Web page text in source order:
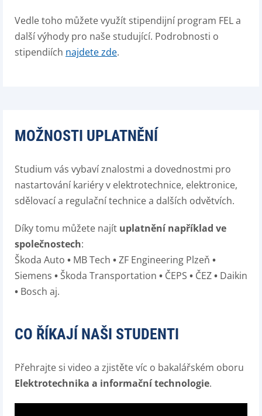
Vedle toho můžete využít stipendijní program FEL a
další výhody pro naše studující. Podrobnosti o
stipendiích najdete zde.
MOŽNOSTI UPLATNĚNÍ
Studium vás vybaví znalostmi a dovednostmi pro
nastartování kariéry v elektrotechnice, elektronice,
sdělovací a regulační technice a dalších odvětvích.
Díky tomu můžete najít uplatnění například ve
společnostech:
Škoda Auto • MB Tech •ZF Engineering Plzeň •
Siemens • Škoda Transportation • ČEPS • ČEZ• Daikin
• Bosch aj.
CO ŘÍKAJÍ NAŠI STUDENTI
Přehrajte si video a zjistěte víc o bakalářském oboru
Elektrotechnika a informační technologie.